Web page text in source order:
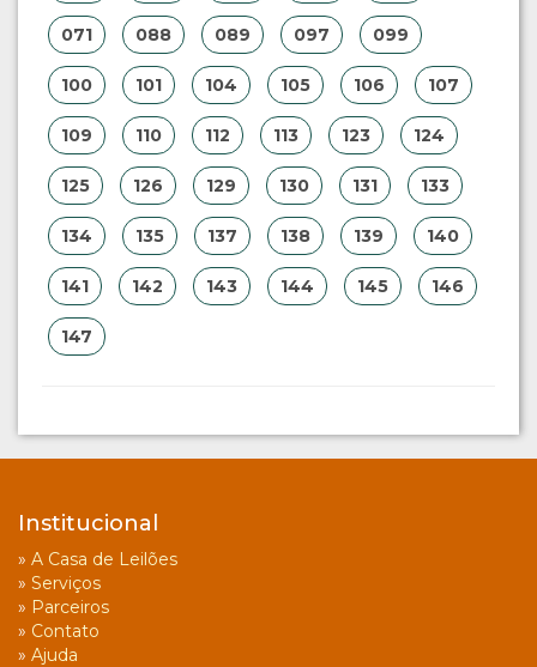
071 088 089 097 099
100 101 104 105 106 107
109 110 112 113 123 124
125 126 129 130 131 133
134 135 137 138 139 140
141 142 143 144 145 146
147
Institucional
» A Casa de Leilões
» Serviços
» Parceiros
» Contato
» Ajuda